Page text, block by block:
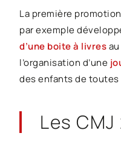
La première
par exemple
d’une boite à livres
l’organisation d’une
des enfants de
Les CMJ